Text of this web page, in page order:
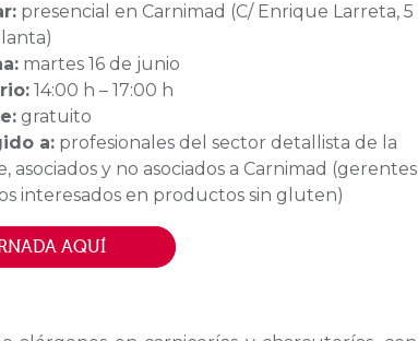
presencial en Carnimad (C/ Enrique Larreta, 5
martes 16 de junio
14:00 h – 17:00 h
gratuito
a: profesionales del sector detallista de la
asociados y no asociados a Carnimad (gerentes
interesados en productos sin gluten)
AQUÍ